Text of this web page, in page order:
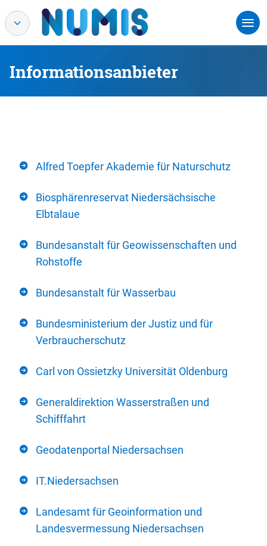
Informationsanbieter
Alfred Toepfer Akademie für Naturschutz
Biosphärenreservat Niedersächsische
Elbtalaue
Bundesanstalt für Geowissenschaften und
Rohstoffe
Bundesanstalt für Wasserbau
Bundesministerium der Justiz und für
Verbraucherschutz
Carl von Ossietzky Universität Oldenburg
Generaldirektion Wasserstraßen und
Schifffahrt
Geodatenportal Niedersachsen
IT.Niedersachsen
Landesamt für Geoinformation und
Landesvermessung Niedersachsen